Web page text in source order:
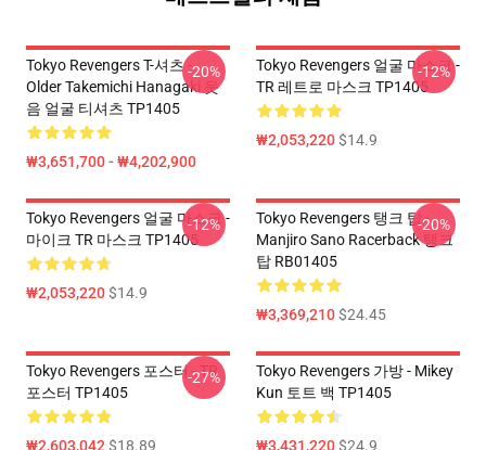
Tokyo Revengers T-셔츠 -
Older Takemichi Hanagaki 웃
음 얼굴 티셔츠 TP1405
₩3,651,700 - ₩4,202,900
-20%
Tokyo Revengers 얼굴 마스크 -
TR 레트로 마스크 TP1405
₩2,053,220$14.9
-12%
Tokyo Revengers 얼굴 마스크 -
마이크 TR 마스크 TP1405
₩2,053,220$14.9
-12%
Tokyo Revengers 탱크 탑 -
Manjiro Sano Racerback 탱크
탑 RB01405
₩3,369,210$24.45
-20%
Tokyo Revengers 포스터 - TR
포스터 TP1405
₩2,603,042$18.89
-27%
Tokyo Revengers 가방 - Mikey
Kun 토트 백 TP1405
₩3,431,220$24.9